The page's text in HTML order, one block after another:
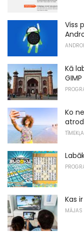
Viss
Kā
GIMP
Ko
Kas
MĀJAS